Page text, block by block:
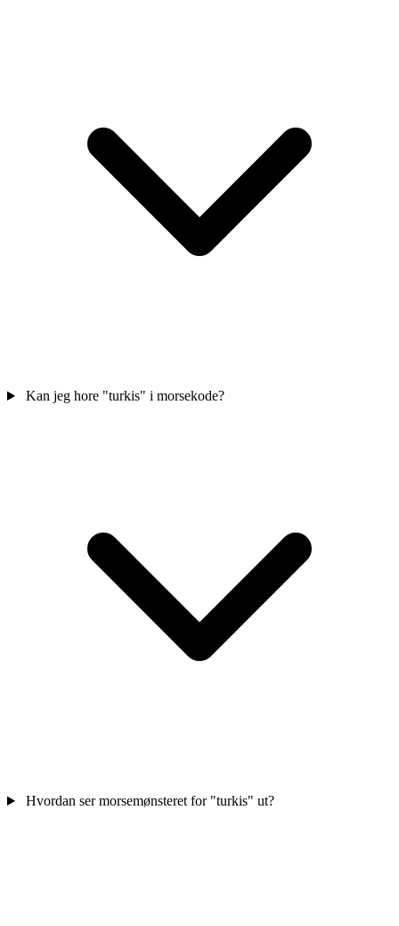
Kan jeg hore "turkis" i morsekode?
Hvordan ser morsemønsteret for "turkis" ut?